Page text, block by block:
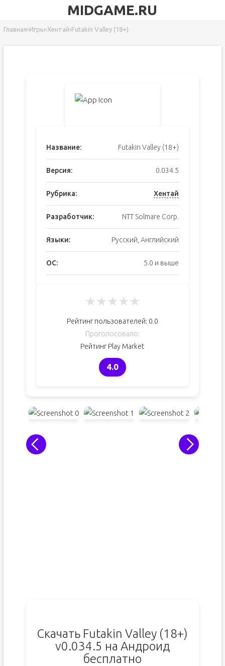
MIDGAME.RU
Главная›Игры›Хентай›Futakin Valley (18+)
Название: Futakin Valley (18+)
Версия: 0.034.5
Рубрика: Хентай
Разработчик: NTT Solmare Corp.
Языки: Русский, Английский
ОС: 5.0 и выше
★★★★★
Рейтинг пользователей: 0.0
Проголосовало:
Рейтинг Play Market
4.0
Скачать Futakin Valley (18+)
v0.034.5 на Андроид
бесплатно